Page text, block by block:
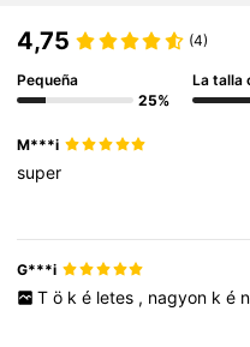
4,75 (4)
Pequeña
25%
La talla
M***i
super
G***i
T ö k é letes , nagyon k é